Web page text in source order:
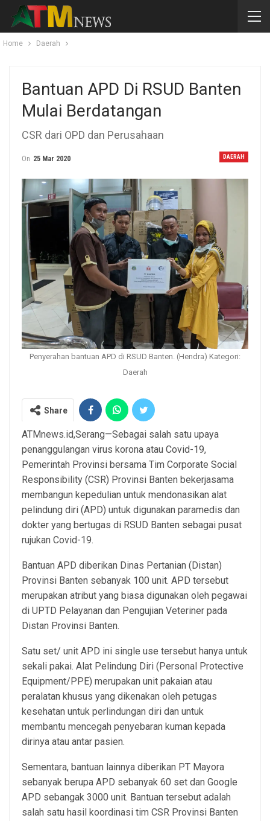
Home Daerah
Bantuan APD Di RSUD Banten
Mulai Berdatangan
CSR dari OPD dan Perusahaan
DAERAH
On 25 Mar 2020
Penyerahan bantuan APD di RSUD Banten. (Hendra) Kategori:
Daerah
Share
ATMnews.id,Serang—Sebagai salah satu upaya
penanggulangan virus korona atau Covid-19,
Pemerintah Provinsi bersama Tim Corporate Social
Responsibility (CSR) Provinsi Banten bekerjasama
membangun kepedulian untuk mendonasikan alat
pelindung diri (APD) untuk digunakan paramedis dan
dokter yang bertugas di RSUD Banten sebagai pusat
rujukan Covid-19.
Bantuan APD diberikan Dinas Pertanian (Distan)
Provinsi Banten sebanyak 100 unit. APD tersebut
merupakan atribut yang biasa digunakan oleh pegawai
di UPTD Pelayanan dan Pengujian Veteriner pada
Distan Provinsi Banten.
Satu set/ unit APD ini single use tersebut hanya untuk
sekali pakai. Alat Pelindung Diri (Personal Protective
Equipment/PPE) merupakan unit pakaian atau
peralatan khusus yang dikenakan oleh petugas
kesehatan untuk perlindungan diri dan untuk
membantu mencegah penyebaran kuman kepada
dirinya atau antar pasien.
Sementara, bantuan lainnya diberikan PT Mayora
sebanyak berupa APD sebanyak 60 set dan Google
APD sebangak 3000 unit. Bantuan tersebut adalah
salah satu hasil koordinasi tim CSR Provinsi Banten